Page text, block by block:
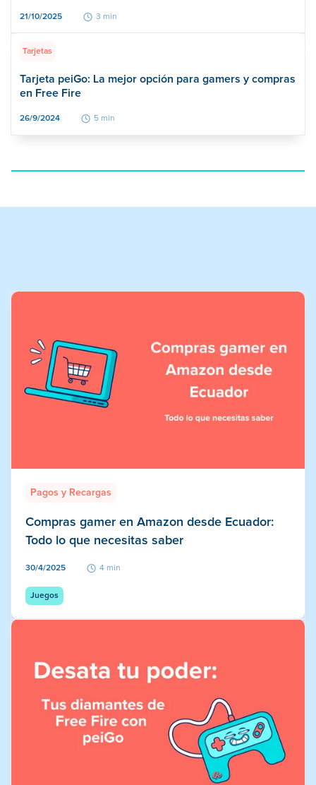
21/10/2025 3 min
Tarjetas
Tarjeta peiGo: La mejor opción para gamers y compras
en Free Fire
26/9/2024 5 min
Pagos y Recargas
Compras gamer en Amazon desde Ecuador:
Todo lo que necesitas saber
30/4/2025 4 min
Juegos